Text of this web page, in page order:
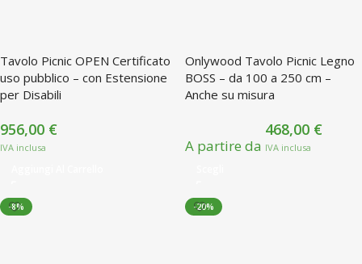
Tavolo Picnic OPEN Certificato
uso pubblico – con Estensione
per Disabili
956,00 €
Onlywood Tavolo Picnic Legno
BOSS – da 100 a 250 cm –
Anche su misura
A partire da
468,00 €
-8% -20%